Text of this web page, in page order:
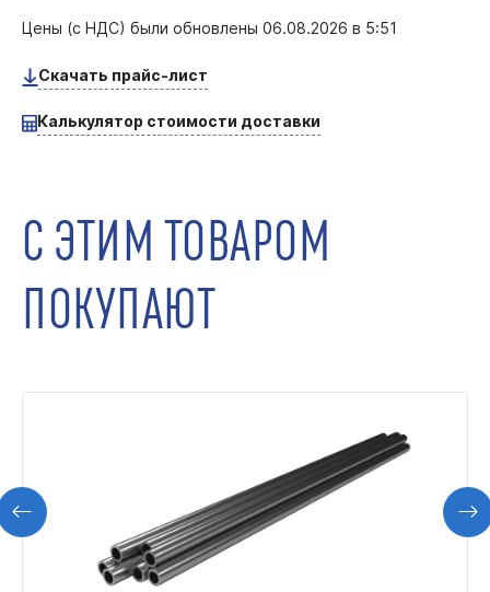
Цены (с НДС) были обновлены 06.08.2026 в 5:51
Скачать прайс-лист
Калькулятор стоимости доставки
С ЭТИМ ТОВАРОМ
ПОКУПАЮТ